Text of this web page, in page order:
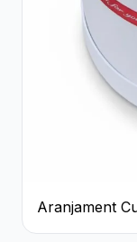
Aranjament
Roșii și